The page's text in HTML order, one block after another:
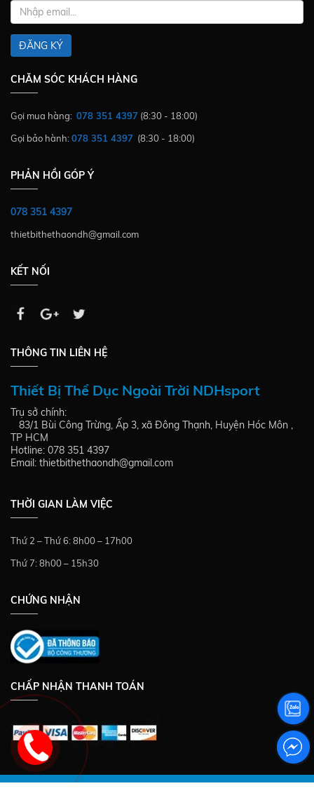
ĐĂNG KÝ
CHĂM SÓC KHÁCH HÀNG
Gọi mua hàng: 078 351 4397 (8:30 - 18:00)
Gọi bảo hành:078 351 4397 (8:30 - 18:00)
PHẢN HỒI GÓP Ý
078 351 4397
thietbithethaondh@gmail.com
KẾT NỐI
THÔNG TIN LIÊN HỆ
Thiết Bị Thể Dục Ngoài Trời NDHsport
Trụ sở chính:
83/1 Bùi Công Trừng, Ấp 3, xã Đông Thạnh, Huyện Hóc Môn ,
TP HCM
Hotline: 078 351 4397
Email: thietbithethaondh@gmail.com
THỜI GIAN LÀM VIỆC
Thứ 2 – Thứ 6: 8h00 – 17h00
Thứ 7: 8h00 – 15h30
CHỨNG NHẬN
CHẤP NHẬN THANH TOÁN